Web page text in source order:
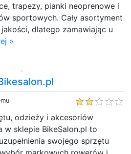
trapezy, pianki neoprenowe i
sportowych. Cały asortyment
dlatego zamawiając u
»
odzieży i akcesoriów
w sklepie BikeSalon.pl to
swojego sprzętu